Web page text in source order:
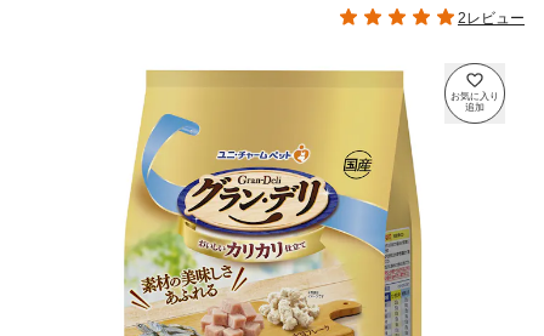
2レビュー